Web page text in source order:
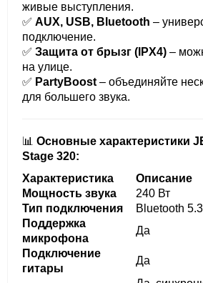
живые выступления.
✅ AUX, USB, Bluetooth –
подключение.
✅ Защита от брызг (IPX4) –
на улице.
✅ PartyBoost – объединяйте
для большего звука.
📊 Основные характеристики
Stage 320:
Характеристика
Описание
Мощность звука
240 Вт
Тип подключения
Bluetooth
Поддержка
микрофона
Да
Подключение
гитары
Да